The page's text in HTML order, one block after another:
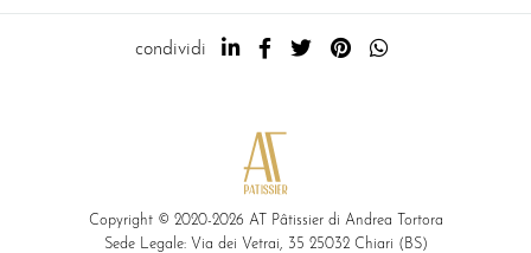
condividi
Copyright © 2020-2026 AT Pâtissier di Andrea Tortora
Sede Legale: Via dei Vetrai, 35 25032 Chiari (BS)